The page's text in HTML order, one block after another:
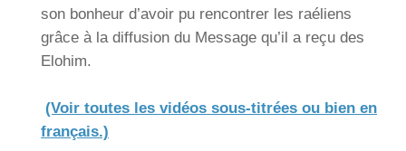
son bonheur d’avoir pu rencontrer les raéliens
grâce à la diffusion du Message qu’il a reçu des
Elohim.
(Voir toutes les vidéos sous-titrées ou bien en
français.)